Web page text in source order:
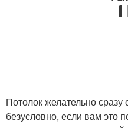
Потолок желательно сразу
безусловно, если вам это